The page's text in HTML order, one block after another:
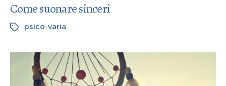
Come suonare sinceri
psico-varia